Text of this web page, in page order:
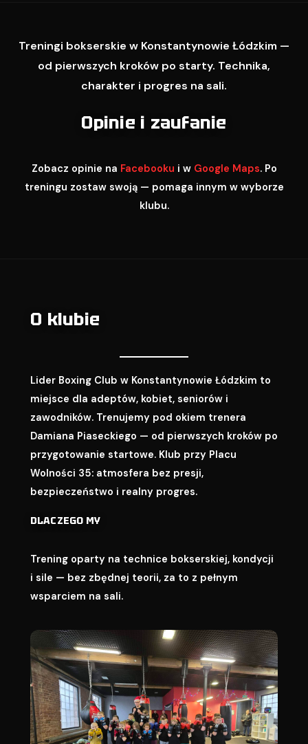
Treningi bokserskie w Konstantynowie Łódzkim —
od pierwszych kroków po starty. Technika,
charakter i progres na sali.
Opinie i zaufanie
Zobacz opinie na Facebooku i w Google Maps. Po
treningu zostaw swoją — pomaga innym w wyborze
klubu.
O klubie
Lider Boxing Club w Konstantynowie Łódzkim to
miejsce dla adeptów, kobiet, seniorów i
zawodników. Trenujemy pod okiem trenera
Damiana Piaseckiego — od pierwszych kroków po
przygotowanie startowe. Klub przy Placu
Wolności 35: atmosfera bez presji,
bezpieczeństwo i realny progres.
DLACZEGO MY
Trening oparty na technice bokserskiej, kondycji
i sile — bez zbędnej teorii, za to z pełnym
wsparciem na sali.